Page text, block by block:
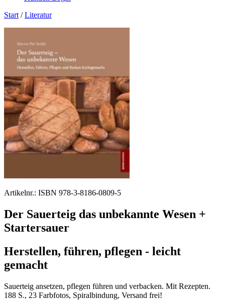
Start /Literatur
Artikelnr.: ISBN 978-3-8186-0809-5
Der Sauerteig das unbekannte Wesen +
Startersauer
Herstellen, führen, pflegen - leicht
gemacht
Sauerteig ansetzen, pflegen führen und verbacken. Mit Rezepten.
188 S., 23 Farbfotos, Spiralbindung, Versand frei!